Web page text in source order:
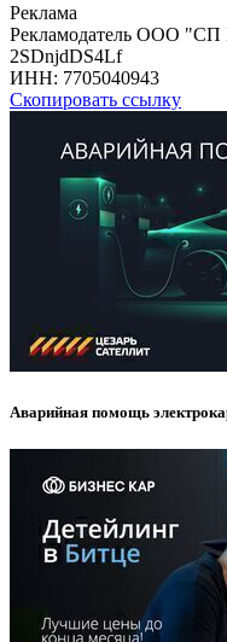
Реклама
Рекламодатель ООО
2SDnjdDS4Lf
ИНН: 7705040943
Скопировать ссылку
Аварийная помощь